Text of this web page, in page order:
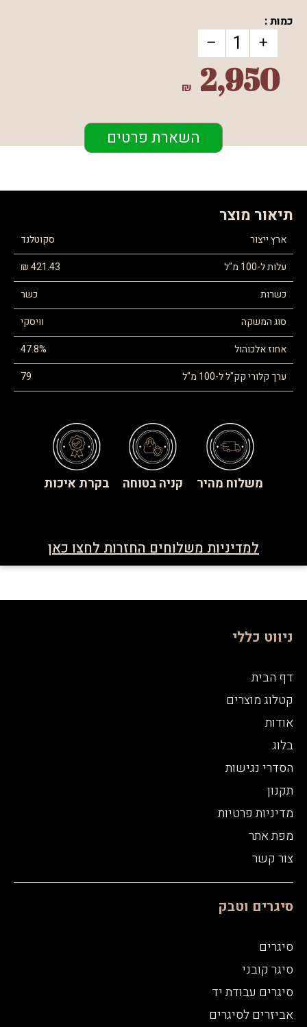
כמות :
2,950
₪
השארת פרטים
תיאור מוצר
ארץ ייצור
סקוטלנד
עלות ל-100 מ"ל
421.43 ₪
כשרות
כשר
סוג המשקה
וויסקי
אחוז אלכוהול
47.8%
ערך קלורי קק"ל ל-100 מ"ל
79
משלוח מהיר קניה בטוחה בקרת איכות
למדיניות משלוחים החזרות לחצו כאן
ניווט כללי
דף הבית
קטלוג מוצרים
אודות
בלוג
הסדרי נגישות
תקנון
מדיניות פרטיות
מפת אתר
צור קשר
סיגרים וטבק
סיגרים
סיגר קובני
סיגרים עבודת יד
אביזרים לסיגרים